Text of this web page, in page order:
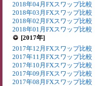
2018年04月FXスワップ比較
2018年03月FXスワップ比較
2018年02月FXスワップ比較
2018年01月FXスワップ比較
[2017年]
2017年12月FXスワップ比較
2017年11月FXスワップ比較
2017年10月FXスワップ比較
2017年09月FXスワップ比較
2017年08月FXスワップ比較